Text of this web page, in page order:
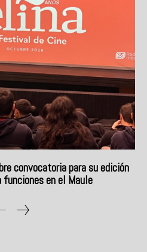
convocatoria para su edición
en el Maule